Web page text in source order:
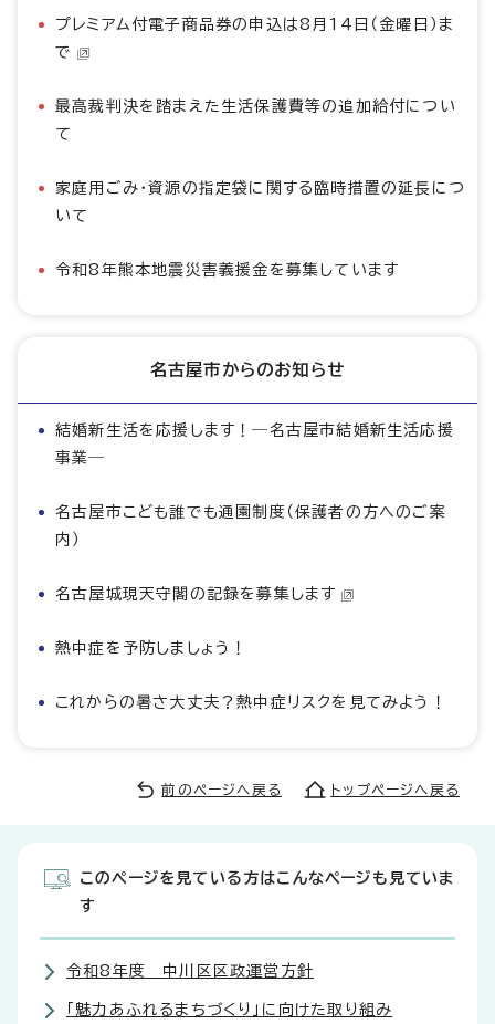
プレミアム付電子商品券の申込は8月14日（金曜日）ま
で
最高裁判決を踏まえた生活保護費等の追加給付につい
て
家庭用ごみ・資源の指定袋に関する臨時措置の延長につ
いて
令和8年熊本地震災害義援金を募集しています
名古屋市からのお知らせ
結婚新生活を応援します！―名古屋市結婚新生活応援
事業―
名古屋市こども誰でも通園制度（保護者の方へのご案
内）
名古屋城現天守閣の記録を募集します
熱中症を予防しましょう！
これからの暑さ大丈夫？熱中症リスクを見てみよう！
前のページへ戻る トップページへ戻る
このページを見ている方はこんなページも見ていま
す
令和8年度 中川区区政運営方針
「魅力あふれるまちづくり」に向けた取り組み